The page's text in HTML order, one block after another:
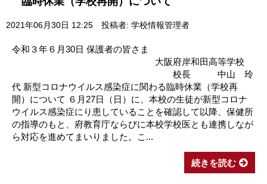
2021年06月30日 12:25 投稿者: 学校情報管理者
令和３年６月30日 保護者の皆さま
大阪府岸和田高等学校
校長 中山 玲
代 新型コロナウイルス感染症に関わる臨時休業（学校再
開）について ６月27日（日）に、本校の生徒が新型コロナ
ウイルス感染症にり患していることを確認して以降、保健所
の指導のもと、府教育庁ならびに本校学校医とも連携しなが
ら対応を進めてまいりました。こ...
続きを読む